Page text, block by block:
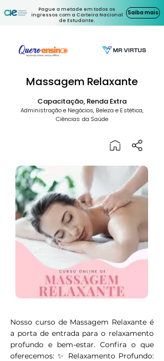
Pague a metade em todos os
ingressos com a Carteira Nacional
de Estudante.
Saiba mais
Massagem Relaxante
Capacitação, Renda Extra
Administração e Negócios, Beleza e Estética,
Ciências da Saúde
Nosso curso de Massagem Relaxante é
a porta de entrada para o relaxamento
profundo e bem-estar. Confira o que
oferecemos: ✨ Relaxamento Profundo: